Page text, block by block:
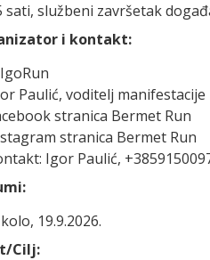
sati, službeni završetak
i kontakt:
Paulić, voditelj manifestacije
stranica Bermet Run
stranica Bermet Run
Igor Paulić,
19.9.2026.
Cilj: